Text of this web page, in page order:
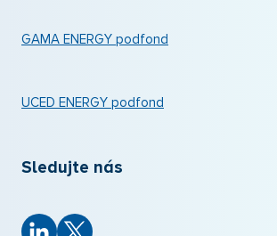
GAMA ENERGY podfond
UCED ENERGY podfond
Sledujte nás